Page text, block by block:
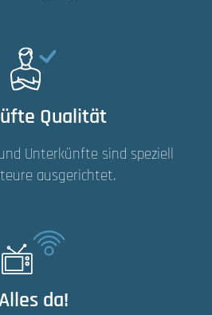
Qualität
Unterkünfte sind speziell
ausgerichtet.
da!